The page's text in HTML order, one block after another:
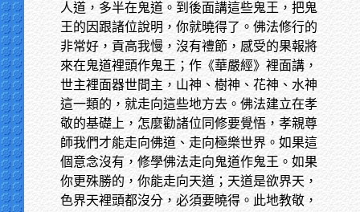
人道，多半在鬼道。到後面講這些鬼王，把鬼
王的因跟諸位說明，你就曉得了。佛法修行的
非常好，貢高我慢，沒有禮節，感受的果報將
來在鬼道裡頭作鬼王；作《華嚴經》裡面講，
世主裡面器世間主，山神、樹神、花神、水神
這一類的，就走向這些地方去。佛法建立在孝
敬的基礎上，怎麼勸諸位同修要覺悟，孝親尊
師我們才能走向佛道、走向極樂世界。如果這
個意念沒有，修學佛法走向鬼道作鬼王。如果
你更殊勝的，你能走向天道；天道是欲界天，
色界天裡頭都沒分，必須要曉得。此地教敬，